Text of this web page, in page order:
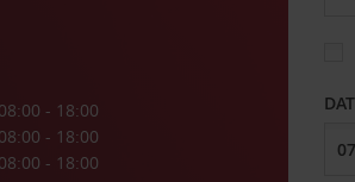
08:00 - 18:00
08:00 - 18:00
08:00 - 18:00